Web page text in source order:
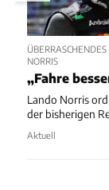
NORRIS
„Fahre
Lando Norris
der bisherigen
Aktuell